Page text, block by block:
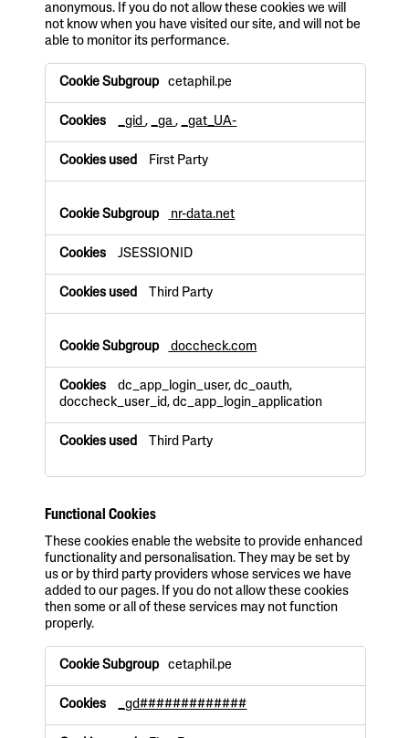
anonymous. If you do not allow these cookies we will
not know when you have visited our site, and will not be
able to monitor its performance.
r
o
o
k
s
cetaphil.pe
_gid,_ga,_gat_UA-
First Party
nr-data.net
JSESSIONID
Third Party
doccheck.com
dc_app_login_user, dc_oauth,
doccheck_user_id, dc_app_login_application
Third Party
Functional Cookies
These cookies enable the website to provide enhanced
functionality and personalisation. They may be set by
us or by third party providers whose services we have
added to our pages. If you do not allow these cookies
then some or all of these services may not function
properly.
n
t
cetaphil.pe
_gd#############